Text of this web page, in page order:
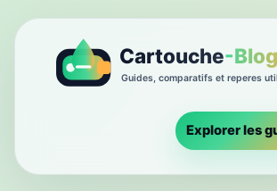
Explorer les